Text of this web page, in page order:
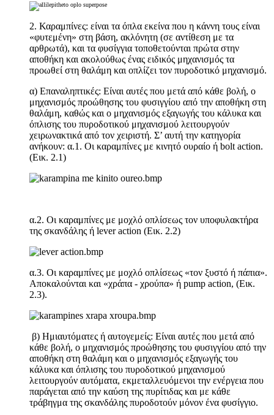
2. Καραμπίνες: είναι τα όπλα εκείνα που η κάννη τους είναι
«φυτεμένη» στη βάση, ακλόνητη (σε αντίθεση με τα
αρθρωτά), και τα φυσίγγια τοποθετούνται πρώτα στην
αποθήκη και ακολούθως ένας ειδικός μηχανισμός τα
προωθεί στη θαλάμη και οπλίζει τον πυροδοτικό μηχανισμό.
α) Επαναληπτικές: Είναι αυτές που μετά από κάθε βολή, ο
μηχανισμός προώθησης του φυσιγγίου από την αποθήκη στη
θαλάμη, καθώς και ο μηχανισμός εξαγωγής του κάλυκα και
όπλισης του πυροδοτικού μηχανισμού λειτουργούν
χειρωνακτικά από τον χειριστή. Σ’ αυτή την κατηγορία
ανήκουν: α.1. Οι καραμπίνες με κινητό ουραίο ή bolt action.
(Εικ. 2.1)
α.2. Οι καραμπίνες με μοχλό οπλίσεως τον υποφυλακτήρα
της σκανδάλης ή lever action (Εικ. 2.2)
α.3. Οι καραμπίνες με μοχλό οπλίσεως «τον ξυστό ή πάπια».
Αποκαλούνται και «χράπα - χρούπα» ή pump action, (Εικ.
2.3).
β) Ημιαυτόματες ή αυτογεμείς: Είναι αυτές που μετά από
κάθε βολή, ο μηχανισμός προώθησης του φυσιγγίου από την
αποθήκη στη θαλάμη και ο μηχανισμός εξαγωγής του
κάλυκα και όπλισης του πυροδοτικού μηχανισμού
λειτουργούν αυτόματα, εκμεταλλευόμενοι την ενέργεια που
παράγεται από την καύση της πυρίτιδας και με κάθε
τράβηγμα της σκανδάλης πυροδοτούν μόνον ένα φυσίγγιο.